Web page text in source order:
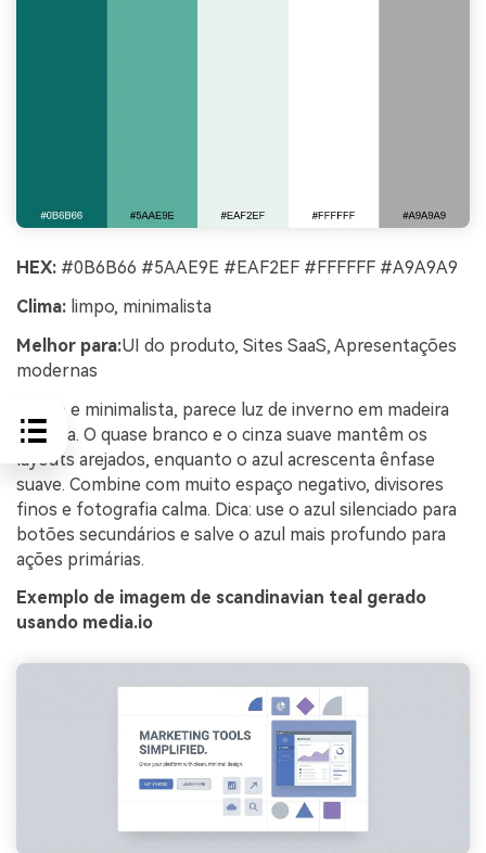
HEX: #0B6B66 #5AAE9E #EAF2EF #FFFFFF #A9A9A9
Clima: limpo, minimalista
Melhor para:UI do produto, Sites SaaS, Apresentações
modernas
Limpo e minimalista, parece luz de inverno em madeira
pintada. O quase branco e o cinza suave mantêm os
layouts arejados, enquanto o azul acrescenta ênfase
suave. Combine com muito espaço negativo, divisores
finos e fotografia calma. Dica: use o azul silenciado para
botões secundários e salve o azul mais profundo para
ações primárias.
Exemplo de imagem de scandinavian teal gerado
usando media.io